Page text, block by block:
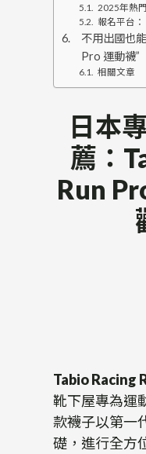
2025年熱
報名平台：
不用出國也
Pro 運動襪”
相關文章
日本
薦：
Run
Tabio Racing
靴下屋專為運
款襪子以第一
礎，進行全方